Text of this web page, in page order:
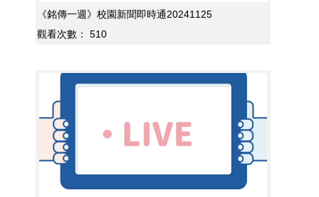
《銘傳一週》校園新聞即時通20241125
觀看次數：
510